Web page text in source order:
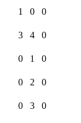
1 0 0
3 4 0
0 1 0
0 2 0
0 3 0